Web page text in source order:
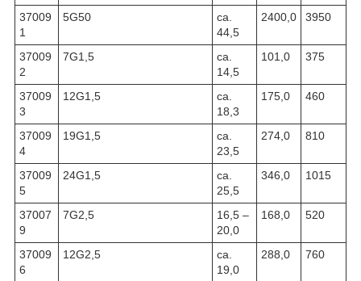
37009
1
5G50
ca.
44,5
2400,0 3950
37009
2
7G1,5
ca.
14,5
101,0 375
37009
3
12G1,5
ca.
18,3
175,0 460
37009
4
19G1,5
ca.
23,5
274,0 810
37009
5
24G1,5
ca.
25,5
346,0 1015
37007
9
7G2,5
16,5 –
20,0
168,0 520
37009
6
12G2,5
ca.
19,0
288,0 760